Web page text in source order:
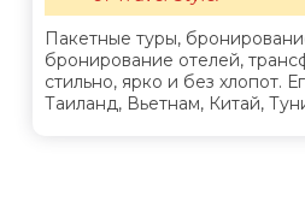
Пакетные туры,
бронирование отелей,
стильно, ярко и без хлопот.
Таиланд, Вьетнам, Китай,